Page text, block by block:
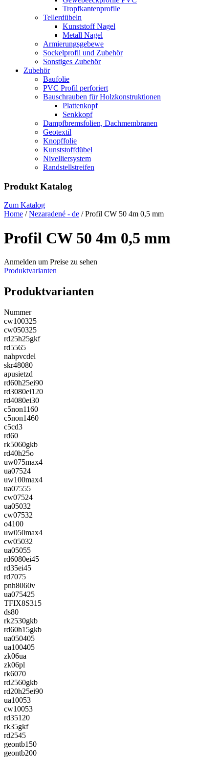
Tropfkantenprofile
Tellerdübeln
Kunststoff Nagel
Metall Nagel
Armierungsgebewe
Sockelprofil und Zubehör
Sonstiges Zubehör
Zubehör
Baufolie
PVC Profil perforiert
Bauschrauben für Holzkonstruktionen
Plattenkopf
Senkkopf
Dampfbremsfolien, Dachmembranen
Geotextil
Knopffolie
Kunststoffdübel
Nivelliersystem
Randstellstreifen
Produkt Katalog
Zum Katalog
Home /Nezaradené - de / Profil CW 50 4m 0,5 mm
Profil CW 50 4m 0,5 mm
Anmelden um Preise zu sehen
Produktvarianten
Produktvarianten
Nummer
cw100325
cw050325
rd25h25gkf
rd5565
nahpvcdel
skr48080
apusietzd
rd60h25ei90
rd3080ei120
rd4080ei30
c5non1160
c5non1460
c5cd3
rd60
rk5060gkb
rd40h25o
uw075max4
ua07524
uw100max4
ua07555
cw07524
ua05032
cw07532
o4100
uw050max4
cw05032
ua05055
rd6080ei45
rd35ei45
rd7075
pnh8060v
ua075425
TFIX8S315
ds80
rk2530gkb
rd60h15gkb
ua050405
ua100405
zk06ua
zk06pl
rk6070
rd2560gkb
rd20h25ei90
ua10053
cw10053
rd35120
rk35gkf
rd2545
geontb150
geontb200